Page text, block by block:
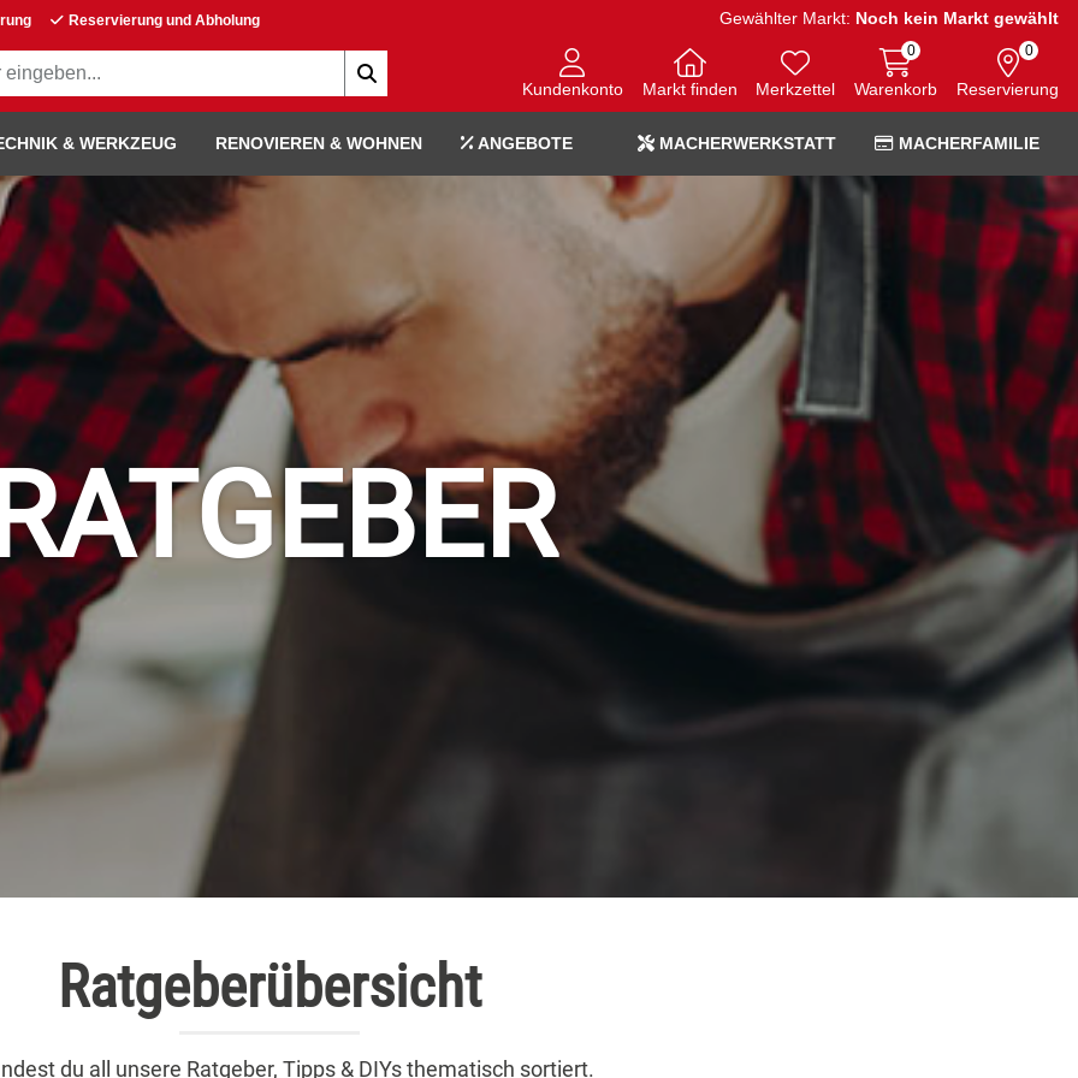
Reservierung und Abholung Gewählter Markt: Noch kein Markt gewählt
Kundenkonto Markt finden Merkzettel Warenkorb
0
Reservierung
0
& WERKZEUG RENOVIEREN & WOHNEN ANGEBOTE MACHERWERKSTATT MACHERFAMILIE
Ratgeberübersicht
du all unsere Ratgeber, Tipps & DIYs thematisch sortiert.